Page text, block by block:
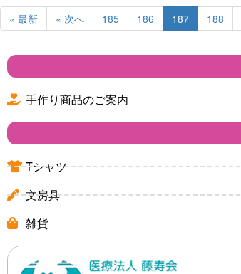
« 最新 « 次へ 185 186 187 188
手作り商品のご案内
Tシャツ
文房具
雑貨